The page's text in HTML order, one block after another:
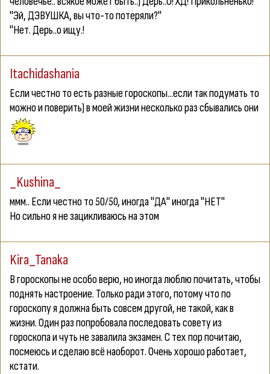
"Эй, ДЭВУШКА, вы что-то потеряли?"
"Нет. Дерь..о ищу.!
Itachidashania
Если честно то есть разные гороскопы...если так подумать то
можно и поверить) в моей жизни несколько раз сбывались они
_Kushina_
ммм.. Если честно то 50/50, иногда "ДА" иногда "НЕТ"
Но сильно я не зацикливаюсь на этом
Kira_Tanaka
В гороскопы не особо верю, но иногда люблю почитать, чтобы
поднять настроение. Только ради этого, потому что по
гороскопу я должна быть совсем другой, не такой, как в
жизни. Один раз попробовала последовать совету из
гороскопа и чуть не завалила экзамен. С тех пор почитаю,
посмеюсь и сделаю всё наоборот. Очень хорошо работает,
кстати.